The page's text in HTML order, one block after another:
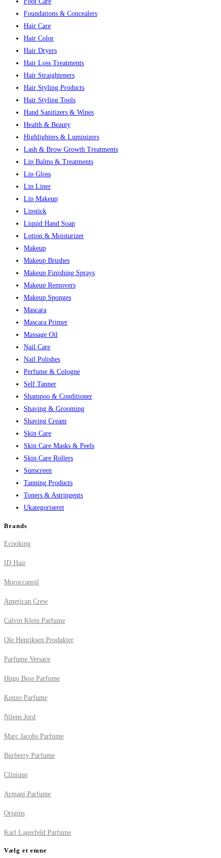
Foundations & Concealers
Hair Care
Hair Color
Hair Dryers
Hair Loss Treatments
Hair Straighteners
Hair Styling Products
Hair Styling Tools
Hand Sanitizers & Wipes
Health & Beauty
Highlighters & Luminizers
Lash & Brow Growth Treatments
Lip Balms & Treatments
Lip Gloss
Lip Liner
Lip Makeup
Lipstick
Liquid Hand Soap
Lotion & Moisturizer
Makeup
Makeup Brushes
Makeup Finishing Sprays
Makeup Removers
Makeup Sponges
Mascara
Mascara Primer
Massage Oil
Nail Care
Nail Polishes
Perfume & Cologne
Self Tanner
Shampoo & Conditioner
Shaving & Grooming
Shaving Cream
Skin Care
Skin Care Masks & Peels
Skin Care Rollers
Sunscreen
Tanning Products
Toners & Astringents
Ukategoriseret
Brands
Ecooking
ID Hair
Moroccanoil
American Crew
Calvin Klein Parfume
Ole Henriksen Produkter
Parfume Versace
Hugo Boss Parfume
Kenzo Parfume
Nilens Jord
Marc Jacobs Parfume
Burberry Parfume
Clinique
Armani Parfume
Origins
Karl Lagerfeld Parfume
Vælg et emne